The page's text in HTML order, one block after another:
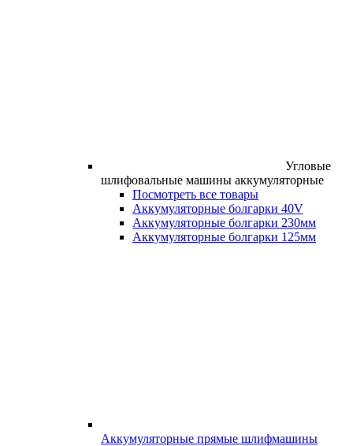
Угловые
шлифовальные машины аккумуляторные
Посмотреть все товары
Аккумуляторные болгарки 40V
Аккумуляторные болгарки 230мм
Аккумуляторные болгарки 125мм
Аккумуляторные прямые шлифмашины